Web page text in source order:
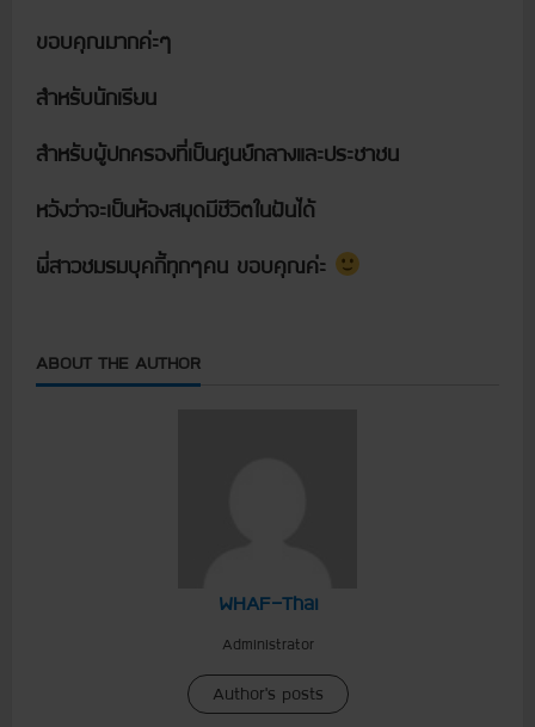
ขอบคุณมากค่ะๆ
สำหรับนักเรียน
สำหรับผู้ปกครองที่เป็นศูนย์กลางและประชาชน
หวังว่าจะเป็นห้องสมุดมีชีวิตในฝันได้
พี่สาวชมรมบุคกี้ทุกๆคน ขอบคุณค่ะ
ABOUT THE AUTHOR
WHAF-Thai
Administrator
Author's posts